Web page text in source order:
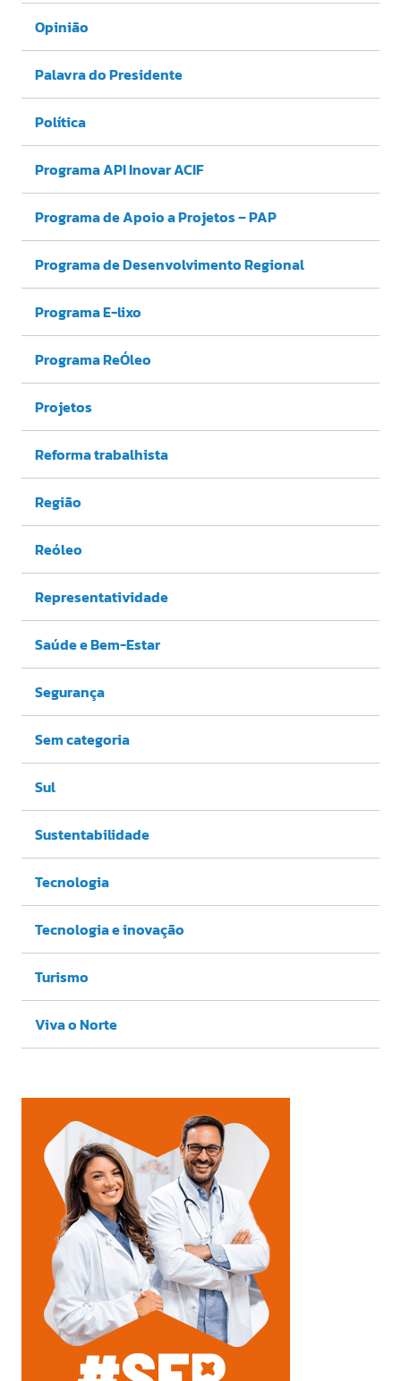
Opinião
Palavra do Presidente
Política
Programa API Inovar ACIF
Programa de Apoio a Projetos – PAP
Programa de Desenvolvimento Regional
Programa E-lixo
Programa ReÓleo
Projetos
Reforma trabalhista
Região
Reóleo
Representatividade
Saúde e Bem-Estar
Segurança
Sem categoria
Sul
Sustentabilidade
Tecnologia
Tecnologia e inovação
Turismo
Viva o Norte